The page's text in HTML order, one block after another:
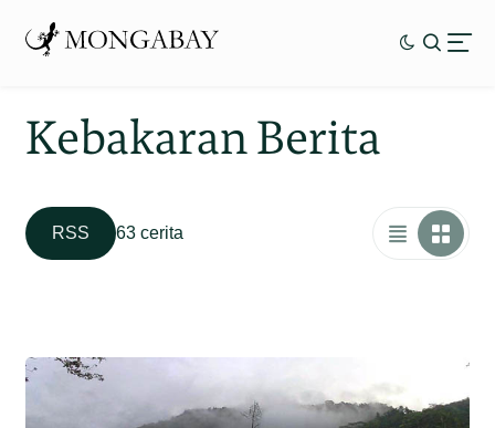
Kebakaran Berita
RSS 63 cerita